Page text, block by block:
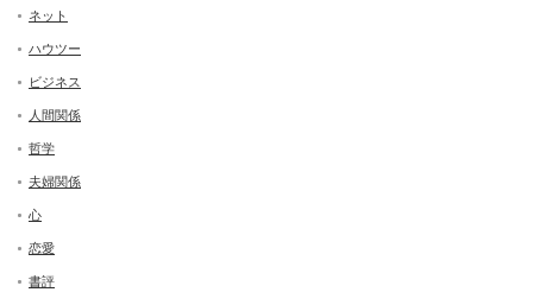
ネット
ハウツー
ビジネス
人間関係
哲学
夫婦関係
心
恋愛
書評